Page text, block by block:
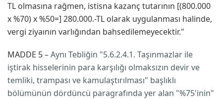
TL olmasına rağmen, istisna kazanç tutarının [(800.000
x %70) x %50=] 280.000.-TL olarak uygulanması halinde,
vergi ziyaının varlığından bahsedilemeyecektir."
MADDE 5 –Aynı Tebliğin "5.6.2.4.1. Taşınmazlar ile
iştirak hisselerinin para karşılığı olmaksızın devir ve
temliki, trampası ve kamulaştırılması" başlıklı
bölümünün dördüncü paragrafında yer alan "%75'inin"